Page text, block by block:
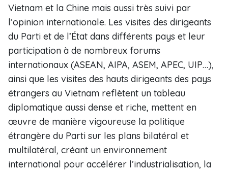
Vietnam et la Chine mais aussi très suivi par
l’opinion internationale. Les visites des dirigeants
du Parti et de l’État dans différents pays et leur
participation à de nombreux forums
internationaux (ASEAN, AIPA, ASEM, APEC, UIP…),
ainsi que les visites des hauts dirigeants des pays
étrangers au Vietnam reflètent un tableau
diplomatique aussi dense et riche, mettent en
œuvre de manière vigoureuse la politique
étrangère du Parti sur les plans bilatéral et
multilatéral, créant un environnement
international pour accélérer l’industrialisation, la